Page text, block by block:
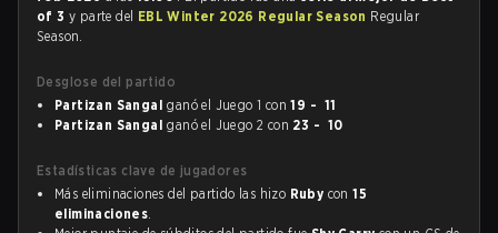
of 3 y parte del EBL Winter 2026 Regular Season Regular
Season.
Desglose del partido
Partizan Sangal ganó el Juego 1 con19 - 11
Partizan Sangal ganó el Juego 2 con 23 - 10
Estadísticas clave de jugadores
Más eliminaciones del partido las hizo Ruby con15
eliminaciones.